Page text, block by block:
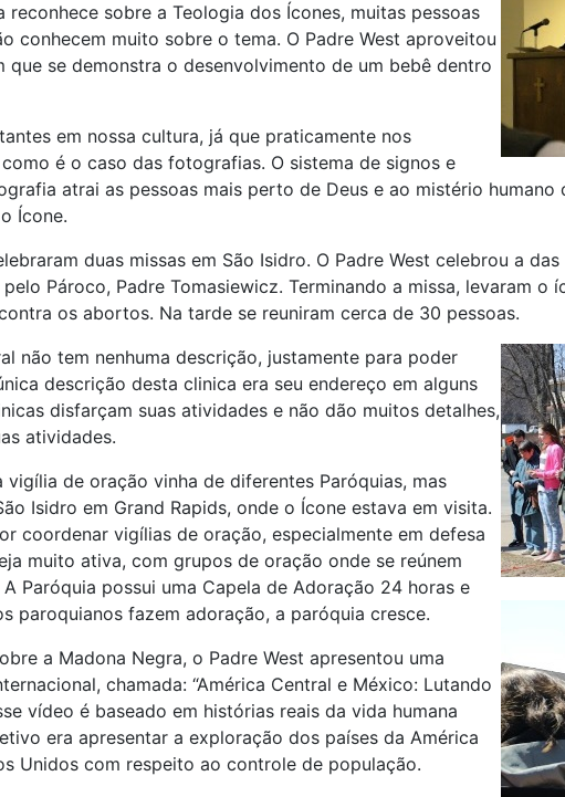
reconhece sobre a Teologia dos Ícones, muitas pessoas
conhecem muito sobre o tema. O Padre West aproveitou
que se demonstra o desenvolvimento de um bebê dentro
em nossa cultura, já que praticamente nos
é o caso das fotografias. O sistema de signos e
atrai as pessoas mais perto de Deus e ao mistério
Ícone.
duas missas em São Isidro. O Padre West celebrou a
Pároco, Padre Tomasiewicz. Terminando a missa, levaram o
os abortos. Na tarde se reuniram cerca de 30 pessoas.
não tem nenhuma descrição, justamente para poder
descrição desta clinica era seu endereço em alguns
disfarçam suas atividades e não dão muitos detalhes,
atividades.
de oração vinha de diferentes Paróquias, mas
Isidro em Grand Rapids, onde o Ícone estava em visita.
coordenar vigílias de oração, especialmente em defesa
muito ativa, com grupos de oração onde se reúnem
Paróquia possui uma Capela de Adoração 24 horas e
paroquianos fazem adoração, a paróquia cresce.
a Madona Negra, o Padre West apresentou uma
chamada: “América Central e México: Lutando
vídeo é baseado em histórias reais da vida humana
era apresentar a exploração dos países da América
Unidos com respeito ao controle de população.